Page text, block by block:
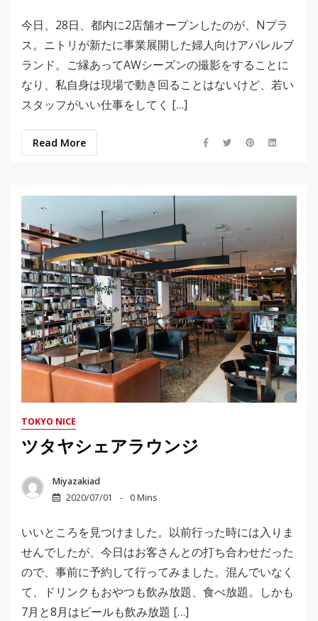
今日、28日、都内に2店舗オープンしたのが、Nプラ
ス。ニトリが新たに事業展開した婦人向けアパレルブ
ランド。ご縁あってAWシーズンの撮影をすることに
なり、私自身は現場で動き回ることはないけど、若い
スタッフがいい仕事をしてく […]
Read More
TOKYO NICE
ツタヤシェアラウンジ
Miyazakiad
2020/07/01
0 Mins
いいところを見つけました。以前行った時には入りま
せんでしたが、今日はお客さんとの打ち合わせだった
ので、事前に予約して行ってみました。混んでいなく
て、ドリンクもおやつも飲み放題、食べ放題。しかも
7月と8月はビールも飲み放題 […]